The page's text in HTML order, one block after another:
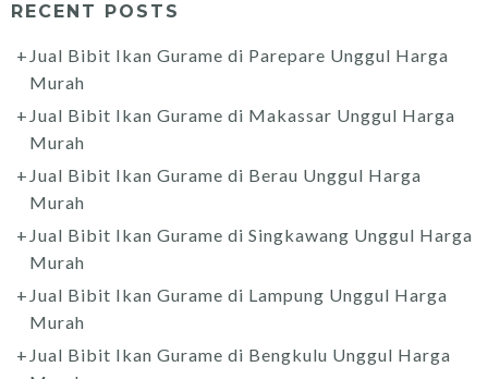
RECENT POSTS
Jual Bibit Ikan Gurame di Parepare Unggul Harga
Murah
Jual Bibit Ikan Gurame di Makassar Unggul Harga
Murah
Jual Bibit Ikan Gurame di Berau Unggul Harga
Murah
Jual Bibit Ikan Gurame di Singkawang Unggul Harga
Murah
Jual Bibit Ikan Gurame di Lampung Unggul Harga
Murah
Jual Bibit Ikan Gurame di Bengkulu Unggul Harga